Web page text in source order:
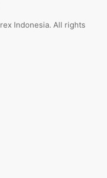
Indonesia. All rights